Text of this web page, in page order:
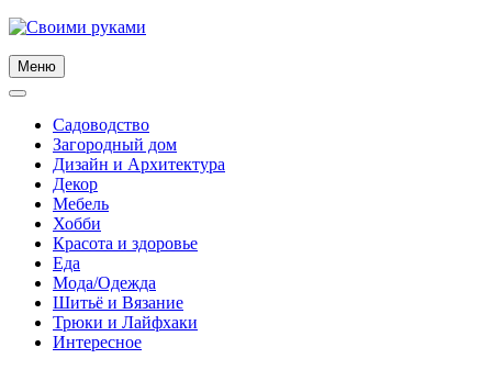
Skip
content
Меню
Садоводство
Загородный дом
Дизайн и Архитектура
Декор
Мебель
Хобби
Красота и здоровье
Еда
Мода/Одежда
Шитьё и Вязание
Трюки и Лайфхаки
Интересное